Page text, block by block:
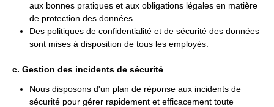
aux bonnes pratiques et aux obligations légales en matière
de protection des données.
Des politiques de confidentialité et de sécurité des données
sont mises à disposition de tous les employés.
c. Gestion des incidents de sécurité
Nous disposons d'un plan de réponse aux incidents de
sécurité pour gérer rapidement et efficacement toute